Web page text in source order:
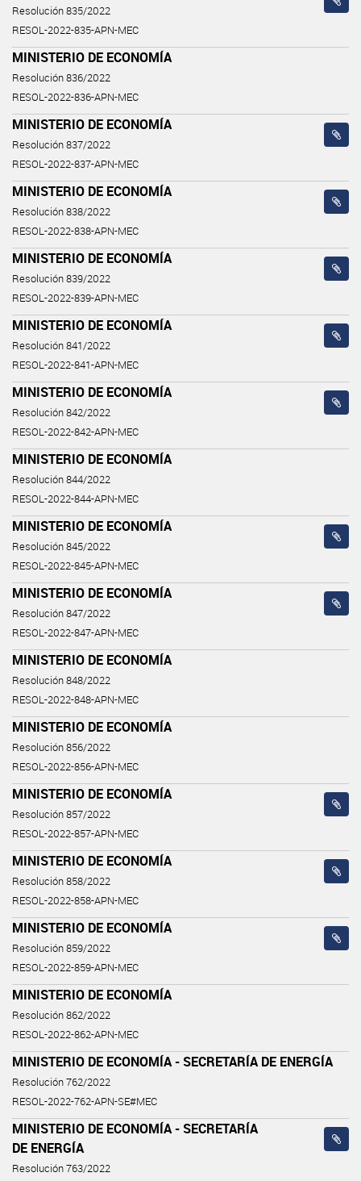
Resolución 835/2022
RESOL-2022-835-APN-MEC
MINISTERIO DE ECONOMÍA
Resolución 836/2022
RESOL-2022-836-APN-MEC
MINISTERIO DE ECONOMÍA
Resolución 837/2022
RESOL-2022-837-APN-MEC
MINISTERIO DE ECONOMÍA
Resolución 838/2022
RESOL-2022-838-APN-MEC
MINISTERIO DE ECONOMÍA
Resolución 839/2022
RESOL-2022-839-APN-MEC
MINISTERIO DE ECONOMÍA
Resolución 841/2022
RESOL-2022-841-APN-MEC
MINISTERIO DE ECONOMÍA
Resolución 842/2022
RESOL-2022-842-APN-MEC
MINISTERIO DE ECONOMÍA
Resolución 844/2022
RESOL-2022-844-APN-MEC
MINISTERIO DE ECONOMÍA
Resolución 845/2022
RESOL-2022-845-APN-MEC
MINISTERIO DE ECONOMÍA
Resolución 847/2022
RESOL-2022-847-APN-MEC
MINISTERIO DE ECONOMÍA
Resolución 848/2022
RESOL-2022-848-APN-MEC
MINISTERIO DE ECONOMÍA
Resolución 856/2022
RESOL-2022-856-APN-MEC
MINISTERIO DE ECONOMÍA
Resolución 857/2022
RESOL-2022-857-APN-MEC
MINISTERIO DE ECONOMÍA
Resolución 858/2022
RESOL-2022-858-APN-MEC
MINISTERIO DE ECONOMÍA
Resolución 859/2022
RESOL-2022-859-APN-MEC
MINISTERIO DE ECONOMÍA
Resolución 862/2022
RESOL-2022-862-APN-MEC
MINISTERIO DE ECONOMÍA - SECRETARÍA DE ENERGÍA
Resolución 762/2022
RESOL-2022-762-APN-SE#MEC
MINISTERIO DE ECONOMÍA - SECRETARÍA
DE ENERGÍA
Resolución 763/2022